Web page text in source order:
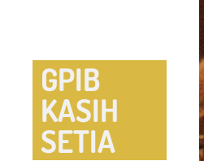
GPIB
KASIH
SETIA